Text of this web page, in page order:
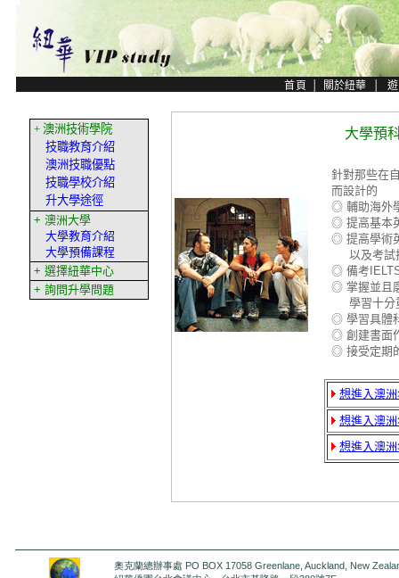
大學預
針對那些在
而設計的
◎ 輔助海外
◎ 提高基本
◎ 提高學術
以及考試
◎ 備考
◎ 掌握並且
學習十分
◎ 學習具體
◎ 創建書面
◎ 接受定期
想進入澳
想進入澳
想進入澳